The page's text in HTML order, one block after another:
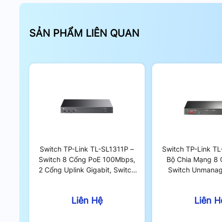
mạng.
SẢN PHẨM LIÊN QUAN
Switch TP-Link TL-SL1311P –
Switch 8 Cổng PoE 100Mbps,
2 Cổng Uplink Gigabit, Switch
Liên Hệ
Switch TP-Link
Bộ Chia Mạng 8
Switch
Liên